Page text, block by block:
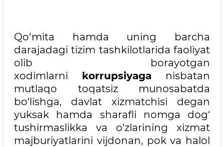
Qo‘mita hamda uning barcha
darajadagi tizim tashkilotlarida faoliyat
olib borayotgan
xodimlarni korrupsiyaga nisbatan
mutlaqo toqatsiz munosabatda
bo‘lishga, davlat xizmatchisi degan
yuksak hamda sharafli nomga dog‘
tushirmaslikka va o‘zlarining xizmat
majburiyatlarini vijdonan, pok va halol